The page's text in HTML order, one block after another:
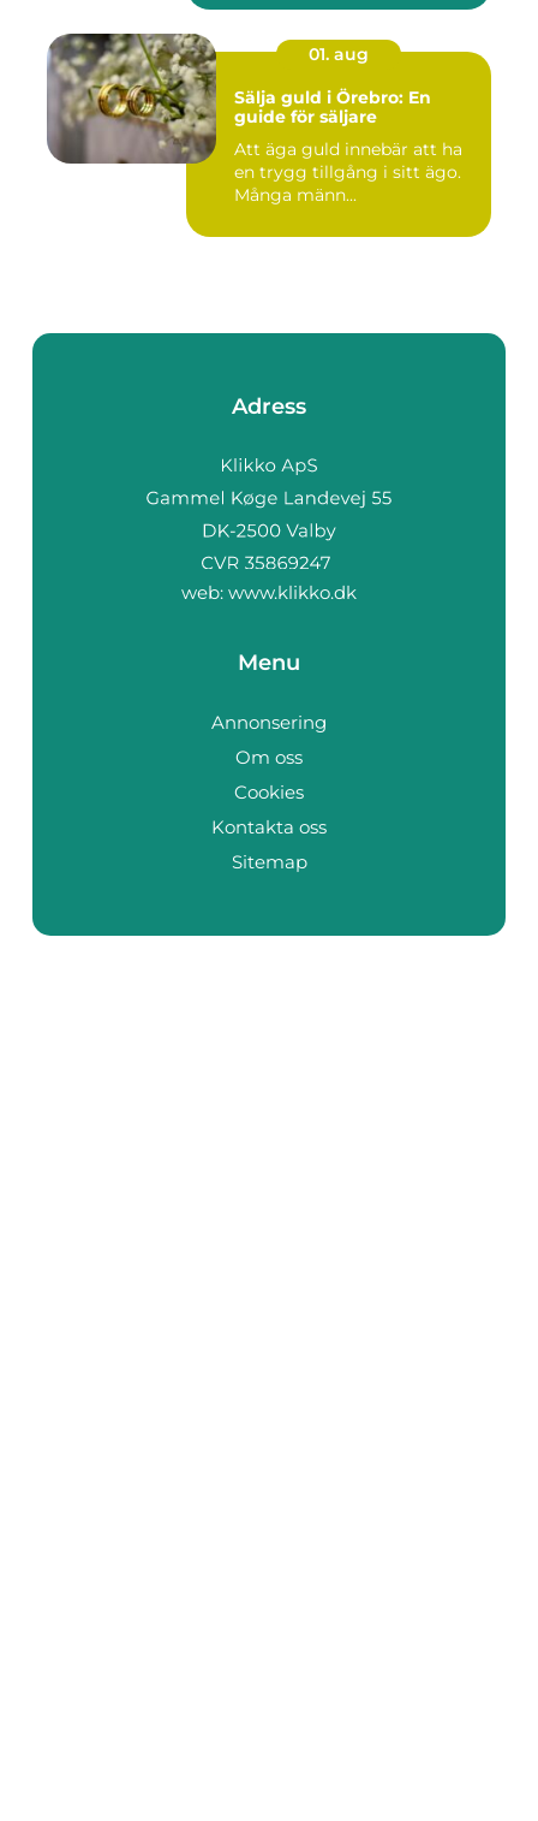
01. aug
Sälja guld i Örebro: En
guide för säljare
Att äga guld innebär att ha
en trygg tillgång i sitt ägo.
Många männ...
Adress
web: www.klikko.dk
Menu
Annonsering
Om oss
Cookies
Kontakta oss
Sitemap